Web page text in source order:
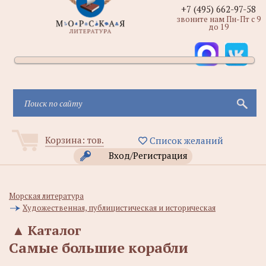
Корзина: тов.
Список желаний
Вход/Регистрация
+7 (495) 662-97-58
звоните нам Пн-Пт с 9
до 19
Морская литература
Художественная, публицистическая и историческая
Каталог
▲
Самые большие корабли